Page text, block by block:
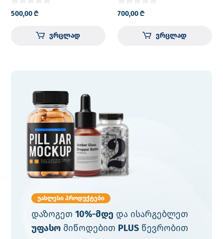
500,00₾
ვრცლად
დისპენსერითა და
უკონტაქტო
თერმომეტრით
700,00₾
ვრცლად
უახლესი პროდუქტები
დაზოგეთ 10%-მდე და ისარგებლეთ
უფასომიწოდებით PLUSწევრობით